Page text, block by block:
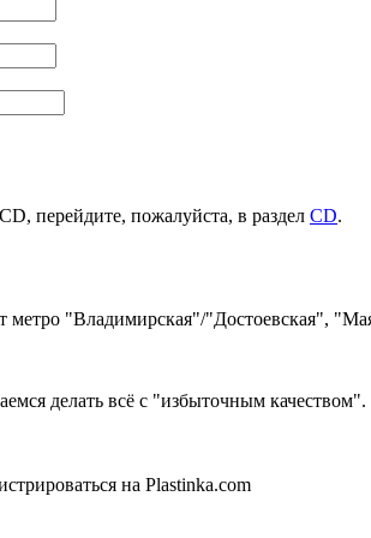
перейдите, пожалуйста, в раздел CD.
"Владимирская"/"Достоевская",
делать всё с "избыточным качеством".
на Plastinka.com